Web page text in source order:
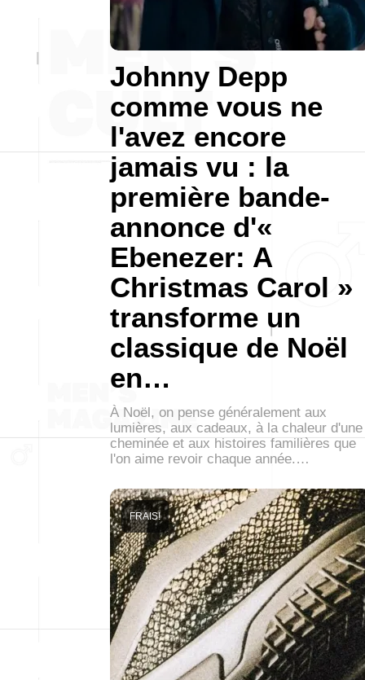
Johnny Depp
comme vous ne
l'avez encore
jamais vu : la
première bande-
annonce d'«
Ebenezer: A
Christmas Carol »
transforme un
classique de Noël
en…
À Noël, on pense généralement aux
lumières, aux cadeaux, à la chaleur d'une
cheminée et aux histoires familières que
l'on aime revoir chaque année.…
FRAIS!